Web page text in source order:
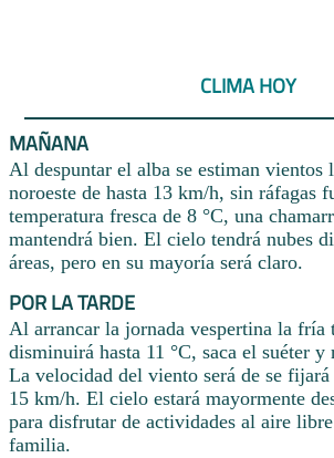
CLIMA HOY
MAÑANA
Al despuntar el alba se estiman vientos
noroeste de hasta 13 km/h, sin ráfagas
temperatura fresca de 8 °C, una
mantendrá bien. El cielo tendrá nubes
áreas, pero en su mayoría será claro.
POR LA TARDE
Al arrancar la jornada vespertina la fría
disminuirá hasta 11 °C, saca el suéter y
La velocidad del viento será de se
15 km/h. El cielo estará mayormente
para disfrutar de actividades al aire
familia.